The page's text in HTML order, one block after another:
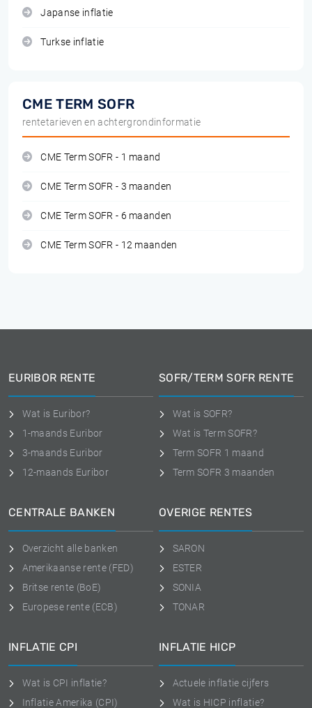
Japanse inflatie
Turkse inflatie
CME TERM SOFR
rentetarieven en achtergrondinformatie
CME Term SOFR - 1 maand
CME Term SOFR - 3 maanden
CME Term SOFR - 6 maanden
CME Term SOFR - 12 maanden
EURIBOR RENTE
Wat is Euribor?
1-maands Euribor
3-maands Euribor
12-maands Euribor
SOFR/TERM SOFR RENTE
Wat is SOFR?
Wat is Term SOFR?
Term SOFR 1 maand
Term SOFR 3 maanden
CENTRALE BANKEN
Overzicht alle banken
Amerikaanse rente (FED)
Britse rente (BoE)
Europese rente (ECB)
OVERIGE RENTES
SARON
ESTER
SONIA
TONAR
INFLATIE CPI
Wat is CPI inflatie?
Inflatie Amerika (CPI)
INFLATIE HICP
Actuele inflatie cijfers
Wat is HICP inflatie?